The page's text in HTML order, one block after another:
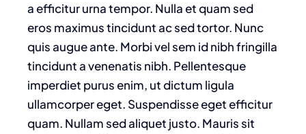
a efficitur urna tempor. Nulla et quam sed
eros maximus tincidunt ac sed tortor. Nunc
quis augue ante. Morbi vel sem id nibh fringilla
tincidunt a venenatis nibh. Pellentesque
imperdiet purus enim, ut dictum ligula
ullamcorper eget. Suspendisse eget efficitur
quam. Nullam sed aliquet justo. Mauris sit